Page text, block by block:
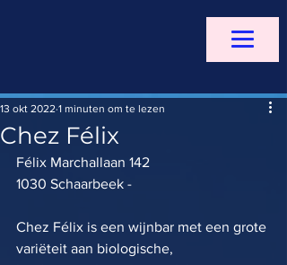
Chez Félix
13 okt 2022 1 minuten om te lezen
Félix Marchallaan 142
1030 Schaarbeek -
Chez Félix is een wijnbar met een grote
variëteit aan biologische,